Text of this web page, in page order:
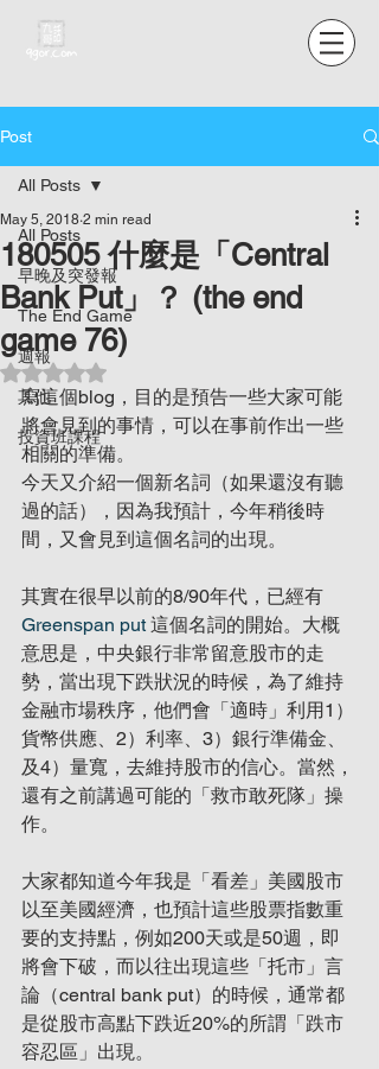
Post
All Posts
早晚及突發報
The End Game
週報
其他
投資班課程
All Posts
180505 什麼是「Central
Bank Put」？ (the end
game 76)
May 5, 2018 2 min read
Rated NaN out of 5 stars.
寫這個blog，目的是預告一些大家可能
將會見到的事情，可以在事前作出一些
相關的準備。
今天又介紹一個新名詞（如果還沒有聽
過的話），因為我預計，今年稍後時
間，又會見到這個名詞的出現。
其實在很早以前的8/90年代，已經有
Greenspan put 這個名詞的開始。大概
意思是，中央銀行非常留意股市的走
勢，當出現下跌狀況的時候，為了維持
金融市場秩序，他們會「適時」利用1）
貨幣供應、2）利率、3）銀行準備金、
及4）量寬，去維持股市的信心。當然，
還有之前講過可能的「救市敢死隊」操
作。
大家都知道今年我是「看差」美國股市
以至美國經濟，也預計這些股票指數重
要的支持點，例如200天或是50週，即
將會下破，而以往出現這些「托市」言
論（central bank put）的時候，通常都
是從股市高點下跌近20%的所謂「跌市
容忍區」出現。